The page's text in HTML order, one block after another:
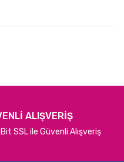
ALIŞVERİŞ
SSL ile Güvenli Alışveriş